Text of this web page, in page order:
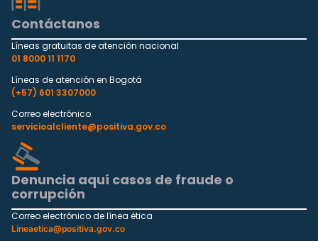
Contáctanos
Líneas gratuitas de atención nacional
01 8000 11 1170
Líneas de atención en Bogotá
(+57) 601 3307000
Correo electrónico
servicioalcliente@positiva.gov.co
Denuncia aquí casos de fraude o
corrupción
Correo electrónico de línea ética
Lineaetica@positiva.gov.co